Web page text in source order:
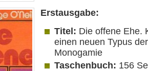
Erstausgabe:
Titel: Die offene Ehe.
einen neuen Typus der
Monogamie
Taschenbuch: 156